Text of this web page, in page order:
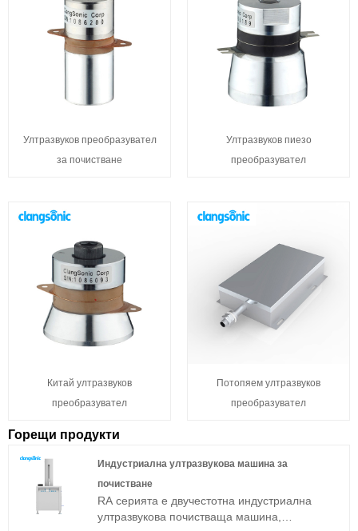
Ултразвуков преобразувател
за почистване
Ултразвуков пиезо
преобразувател
Китай ултразвуков
преобразувател
Потопяем ултразвуков
преобразувател
Горещи продукти
Индустриална ултразвукова машина за
почистване
RA серията е двучестотна индустриална
ултразвукова почистваща машина,